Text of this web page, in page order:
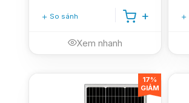
So sánh
Xem nhanh
17%
GIẢM